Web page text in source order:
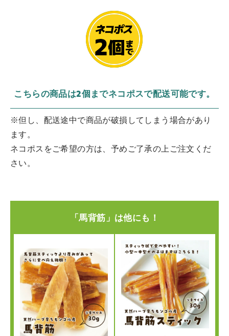
こちらの商品は2個までネコポスで配送可能です。
※但し、配送途中で商品が破損してしまう場合があり
ます。
ネコポスをご希望の方は、予めご了承の上ご注文くだ
さい。
「馬背筋」は他にも！